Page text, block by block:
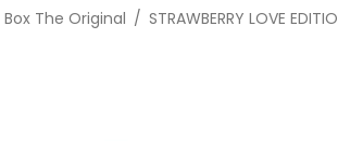
Dåse
Box The Original / STRAWBERRY LOVE